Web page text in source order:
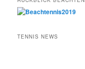
TENNIS NEWS